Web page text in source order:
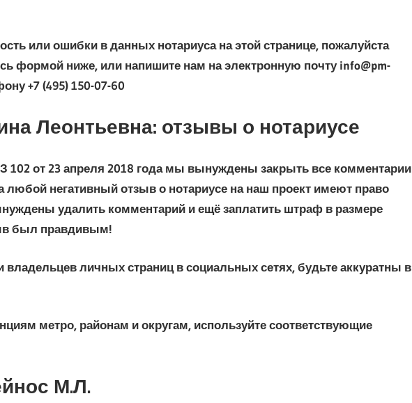
или ошибки в данных нотариуса на этой странице, пожалуйста
формой ниже, или напишите нам на электронную почту info@pm-
+7 (495) 150-07-60
Леонтьевна: отзывы о нотариусе
102 от 23 апреля 2018 года мы вынуждены закрыть все комментарии
любой негативный отзыв о нотариусе на наш проект имеют право
удалить комментарий и ещё заплатить штраф в размере
был правдивым!
личных страниц в социальных сетях, будьте аккуратны в
метро, районам и округам, используйте соответствующие
М.Л.